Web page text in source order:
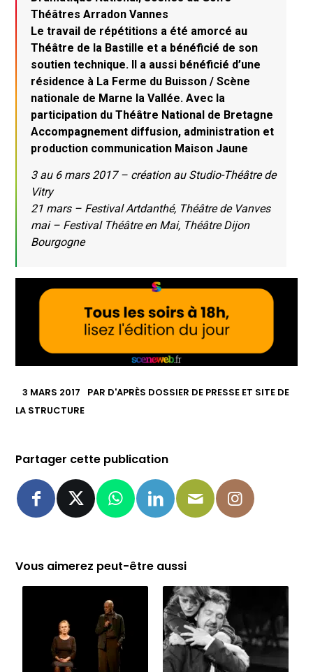
Théâtres Arradon Vannes
Le travail de répétitions a été amorcé au
Théâtre de la Bastille et a bénéficié de son
soutien technique. Il a aussi bénéficié d’une
résidence à La Ferme du Buisson / Scène
nationale de Marne la Vallée. Avec la
participation du Théâtre National de Bretagne
Accompagnement diffusion, administration et
production communication Maison Jaune
3 au 6 mars 2017 – création au Studio-Théâtre de
Vitry
21 mars – Festival Artdanthé, Théâtre de Vanves
mai – Festival Théâtre en Mai, Théâtre Dijon
Bourgogne
3 MARS 2017 PAR D'APRÈS DOSSIER DE PRESSE ET SITE DE
LA STRUCTURE
Partager cette publication
Vous aimerez peut-être aussi